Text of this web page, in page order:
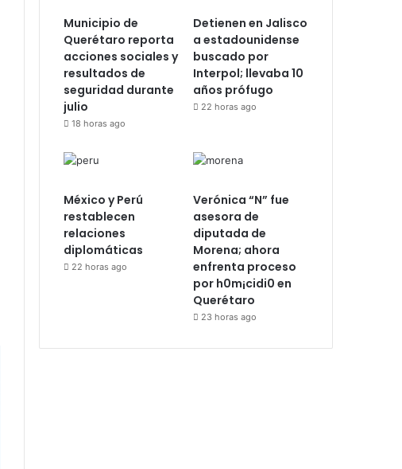
Municipio de
Querétaro reporta
acciones sociales y
resultados de
seguridad durante
julio
18 horas ago
Detienen en Jalisco
a estadounidense
buscado por
Interpol; llevaba 10
años prófugo
22 horas ago
México y Perú
restablecen
relaciones
diplomáticas
22 horas ago
Verónica “N” fue
asesora de
diputada de
Morena; ahora
enfrenta proceso
por h0m¡cidi0 en
Querétaro
23 horas ago